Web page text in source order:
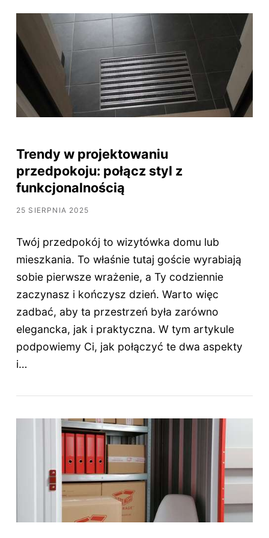
Trendy w projektowaniu
przedpokoju: połącz styl z
funkcjonalnością
25 SIERPNIA 2025
Twój przedpokój to wizytówka domu lub
mieszkania. To właśnie tutaj goście wyrabiają
sobie pierwsze wrażenie, a Ty codziennie
zaczynasz i kończysz dzień. Warto więc
zadbać, aby ta przestrzeń była zarówno
elegancka, jak i praktyczna. W tym artykule
podpowiemy Ci, jak połączyć te dwa aspekty
i…